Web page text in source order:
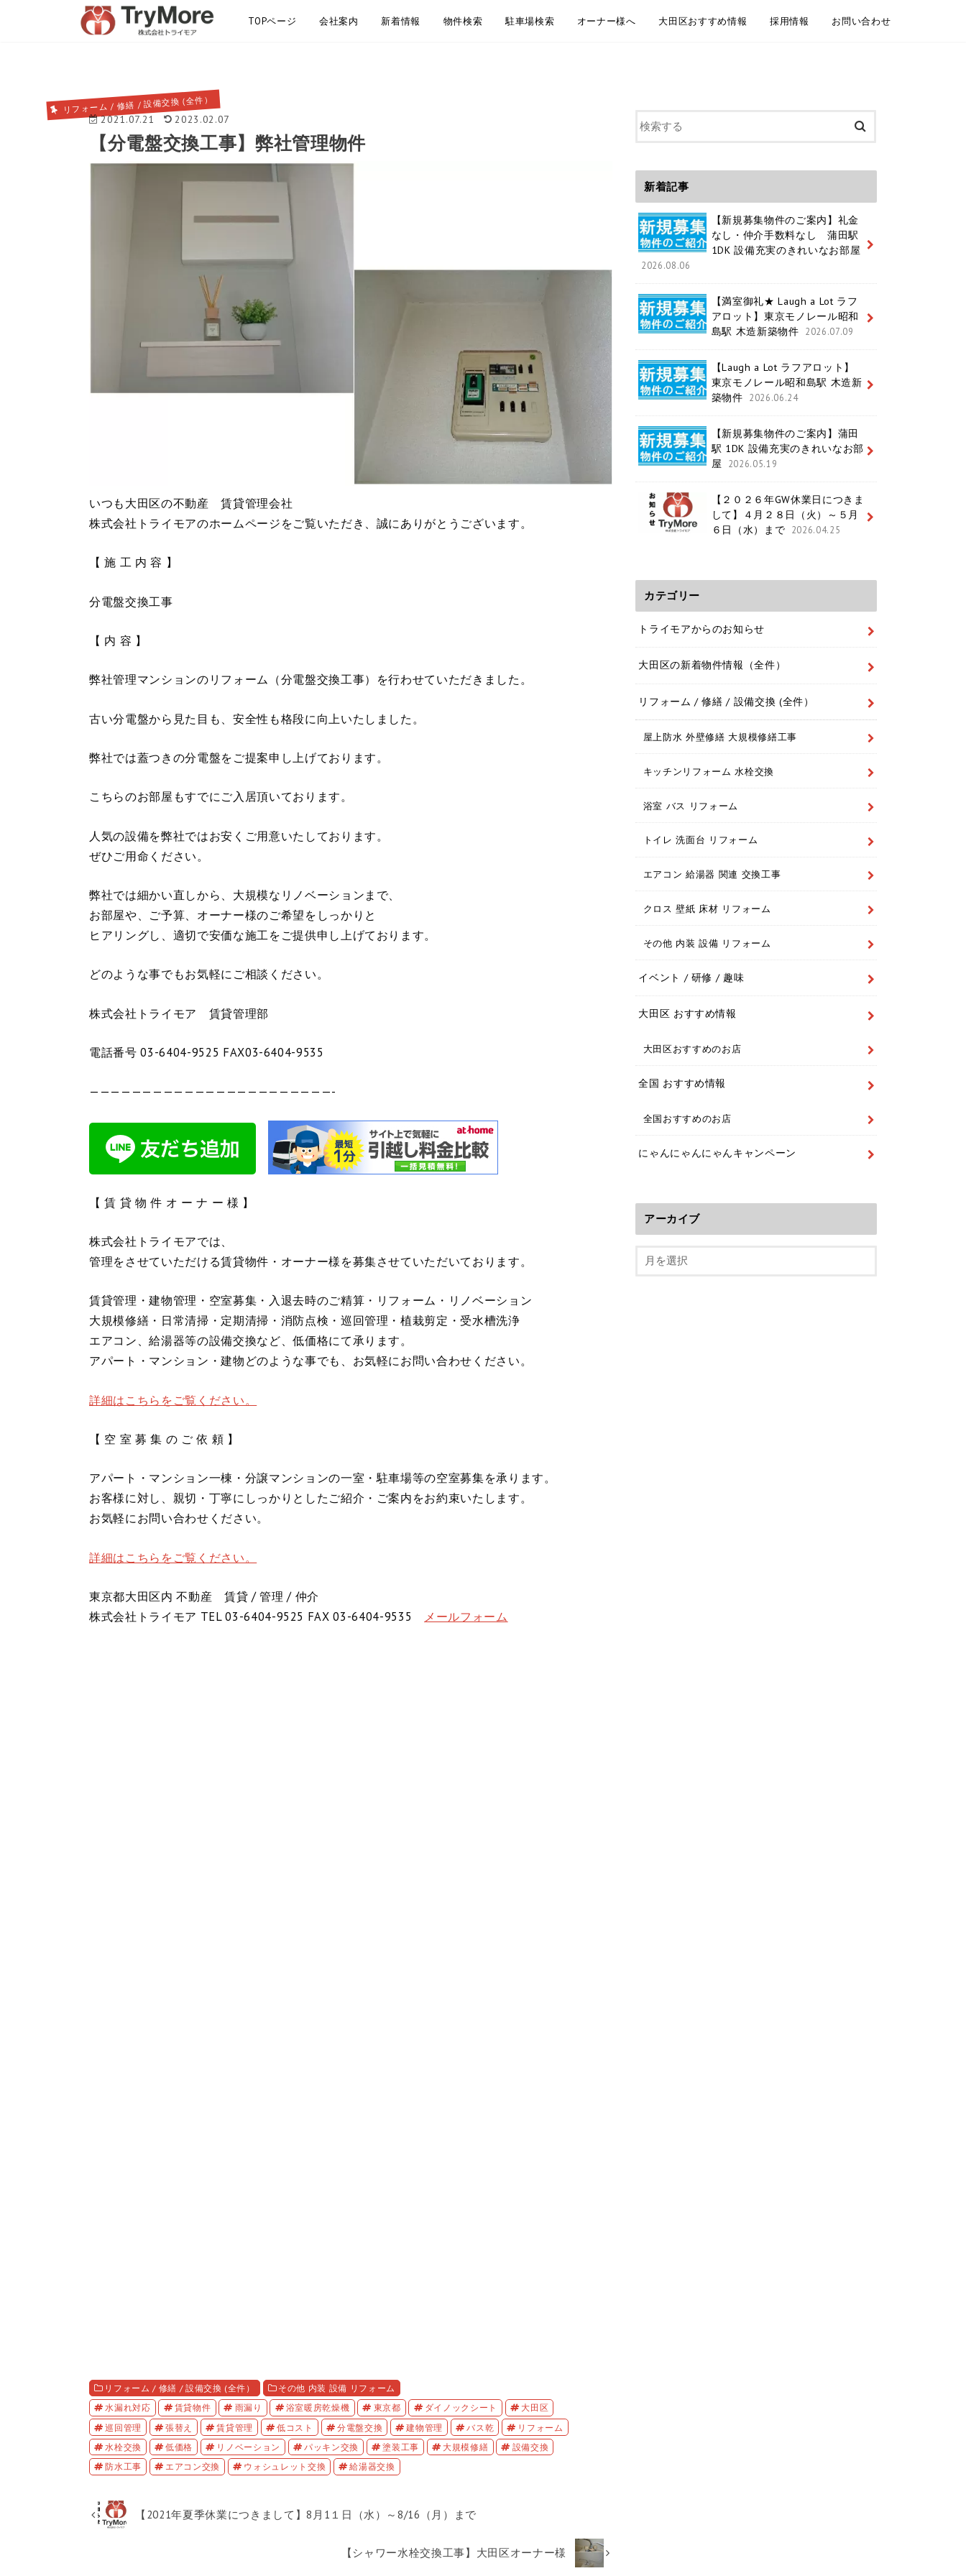
TOPページ 会社案内 新着情報 物件検索 駐車場検索 オーナー様へ 大田区おすすめ情報 採用情報 お問い合わせ
リフォーム / 修繕 / 設備交換 (全件）
2021.07.21 2023.02.07
【分電盤交換工事】弊社管理物件
いつも大田区の不動産 賃貸管理会社
株式会社トライモアのホームページをご覧いただき、誠にありがとうございます。
【 施 工 内 容 】
分電盤交換工事
【 内 容 】
弊社管理マンションのリフォーム（分電盤交換工事）を行わせていただきました。
古い分電盤から見た目も、安全性も格段に向上いたしました。
弊社では蓋つきの分電盤をご提案申し上げております。
こちらのお部屋もすでにご入居頂いております。
人気の設備を弊社ではお安くご用意いたしております。
ぜひご用命ください。
弊社では細かい直しから、大規模なリノベーションまで、
お部屋や、ご予算、オーナー様のご希望をしっかりと
ヒアリングし、適切で安価な施工をご提供申し上げております。
どのような事でもお気軽にご相談ください。
株式会社トライモア 賃貸管理部
電話番号 03-6404-9525 FAX03-6404-9535
———————————————————————-
【 賃 貸 物 件 オ ー ナ ー 様 】
株式会社トライモアでは、
管理をさせていただける賃貸物件・オーナー様を募集させていただいております。
賃貸管理・建物管理・空室募集・入退去時のご精算・リフォーム・リノベーション
大規模修繕・日常清掃・定期清掃・消防点検・巡回管理・植栽剪定・受水槽洗浄
エアコン、給湯器等の設備交換など、低価格にて承ります。
アパート・マンション・建物どのような事でも、お気軽にお問い合わせください。
詳細はこちらをご覧ください。
【 空 室 募 集 の ご 依 頼 】
アパート・マンション一棟・分譲マンションの一室・駐車場等の空室募集を承ります。
お客様に対し、親切・丁寧にしっかりとしたご紹介・ご案内をお約束いたします。
お気軽にお問い合わせください。
詳細はこちらをご覧ください。
東京都大田区内 不動産 賃貸 / 管理 / 仲介
株式会社トライモア TEL 03-6404-9525 FAX 03-6404-9535 メールフォーム
リフォーム / 修繕 / 設備交換 (全件）
その他 内装 設備 リフォーム
水漏れ対応
賃貸物件 雨漏り 浴室暖房乾燥機 東京都 ダイノックシート
大田区
巡回管理
張替え 賃貸管理 低コスト 分電盤交換 建物管理 バス乾
リフォーム
水栓交換
低価格 リノベーション パッキン交換 塗装工事 大規模修繕
設備交換
防水工事
エアコン交換 ウォシュレット交換 給湯器交換
【2021年夏季休業につきまして】8月1１日（水）～8/16（月）まで
【シャワー水栓交換工事】大田区オーナー様
新着記事
【新規募集物件のご案内】礼金
なし・仲介手数料なし 蒲田駅
1DK 設備充実のきれいなお部屋
2026.08.06
【満室御礼★ Laugh a Lot ラフ
アロット】東京モノレール昭和
島駅 木造新築物件
2026.07.09
【Laugh a Lot ラフアロット】
東京モノレール昭和島駅 木造新
築物件
2026.06.24
【新規募集物件のご案内】蒲田
駅 1DK 設備充実のきれいなお部
屋
2026.05.19
【２０２６年GW休業日につきま
して】４月２８日（火）～５月
６日（水）まで
2026.04.25
カテゴリー
トライモアからのお知らせ
大田区の新着物件情報（全件）
リフォーム / 修繕 / 設備交換 (全件）
屋上防水 外壁修繕 大規模修繕工事
キッチンリフォーム 水栓交換
浴室 バス リフォーム
トイレ 洗面台 リフォーム
エアコン 給湯器 関連 交換工事
クロス 壁紙 床材 リフォーム
その他 内装 設備 リフォーム
イベント / 研修 / 趣味
大田区 おすすめ情報
大田区おすすめのお店
全国 おすすめ情報
全国おすすめのお店
にゃんにゃんにゃんキャンペーン
アーカイブ